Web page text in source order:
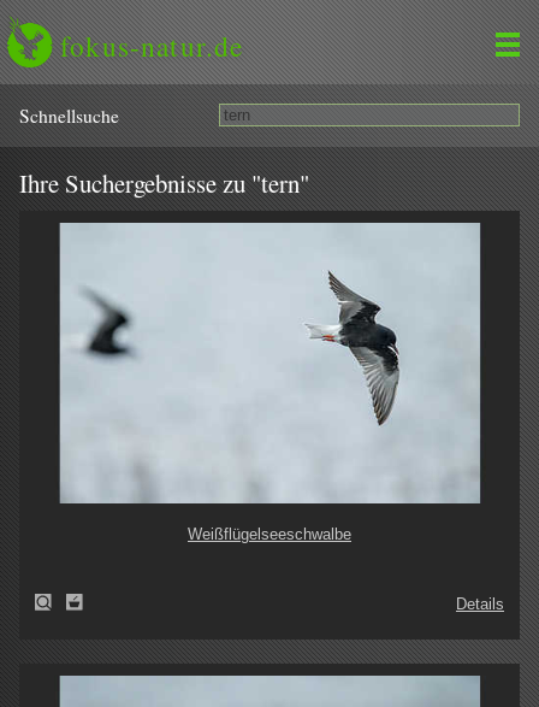
fokus-natur.de
Schnell­suche
Ihre Suchergebnisse zu "tern"
Weißflügelseeschwalbe
Details